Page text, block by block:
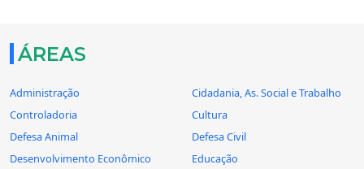
ÁREAS
Administração
Cidadania, As. Social e Trabalho
Controladoria
Cultura
Defesa Animal
Defesa Civil
Desenvolvimento Econômico
Educação